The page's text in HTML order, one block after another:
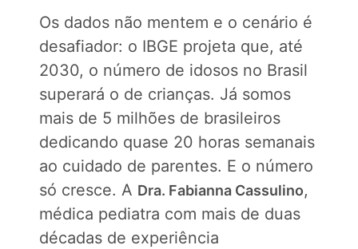
Os dados não mentem e o cenário é
desafiador: o IBGE projeta que, até
2030, o número de idosos no Brasil
superará o de crianças. Já somos
mais de 5 milhões de brasileiros
dedicando quase 20 horas semanais
ao cuidado de parentes. E o número
só cresce. A Dra. Fabianna Cassulino,
médica pediatra com mais de duas
décadas de experiência